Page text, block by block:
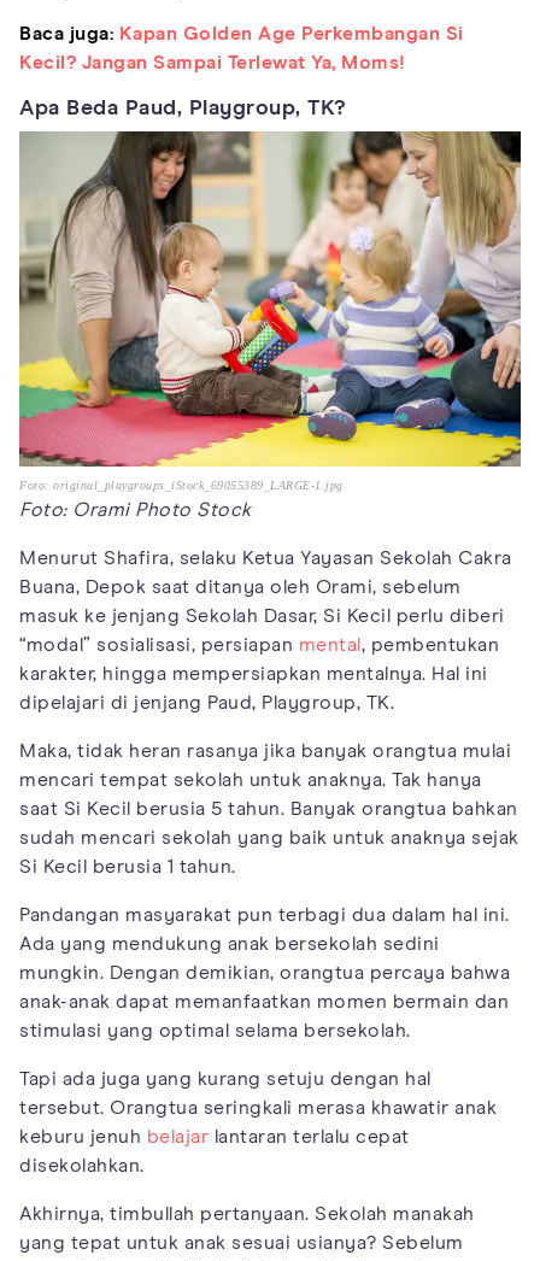
Baca juga: Kapan Golden Age Perkembangan Si
Kecil? Jangan Sampai Terlewat Ya, Moms!
Apa Beda Paud, Playgroup, TK?
Foto: original_playgroups_iStock_69055389_LARGE-1.jpg
Foto: Orami Photo Stock
Menurut Shafira, selaku Ketua Yayasan Sekolah Cakra
Buana, Depok saat ditanya oleh Orami, sebelum
masuk ke jenjang Sekolah Dasar, Si Kecil perlu diberi
“modal” sosialisasi, persiapan mental , pembentukan
karakter, hingga mempersiapkan mentalnya. Hal ini
dipelajari di jenjang Paud, Playgroup, TK.
Maka, tidak heran rasanya jika banyak orangtua mulai
mencari tempat sekolah untuk anaknya. Tak hanya
saat Si Kecil berusia 5 tahun. Banyak orangtua bahkan
sudah mencari sekolah yang baik untuk anaknya sejak
Si Kecil berusia 1 tahun.
Pandangan masyarakat pun terbagi dua dalam hal ini.
Ada yang mendukung anak bersekolah sedini
mungkin. Dengan demikian, orangtua percaya bahwa
anak-anak dapat memanfaatkan momen bermain dan
stimulasi yang optimal selama bersekolah.
Tapi ada juga yang kurang setuju dengan hal
tersebut. Orangtua seringkali merasa khawatir anak
keburu jenuh belajar lantaran terlalu cepat
disekolahkan.
Akhirnya, timbullah pertanyaan. Sekolah manakah
yang tepat untuk anak sesuai usianya? Sebelum